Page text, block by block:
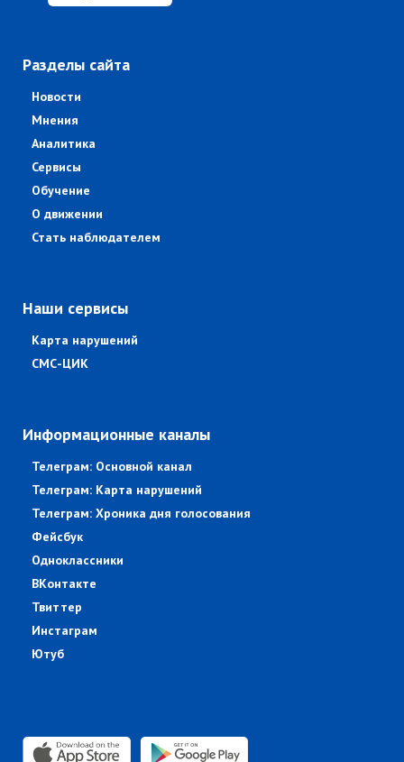
Разделы сайта
Новости
Мнения
Аналитика
Сервисы
Обучение
О движении
Стать наблюдателем
Наши сервисы
Карта нарушений
СМС-ЦИК
Информационные каналы
Телеграм: Основной канал
Телеграм: Карта нарушений
Телеграм: Хроника дня голосования
Фейсбук
Одноклассники
ВКонтакте
Твиттер
Инстаграм
Ютуб